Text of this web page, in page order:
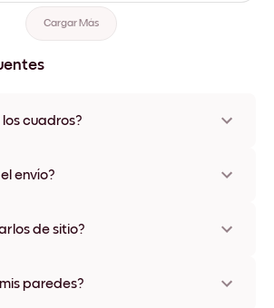
Cargar Más
cuadros?
de marco, incluidas opciones sin marco y
envío?
países. Te enviaremos un número de
de sitio?
paredes?